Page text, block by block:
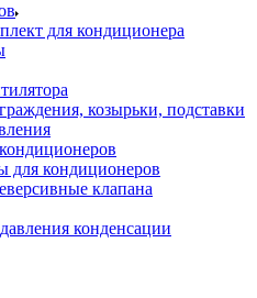
для кондиционера
козырьки, подставки
для кондиционеров
клапана
конденсации